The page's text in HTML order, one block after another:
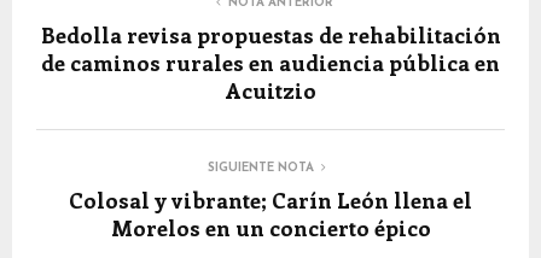
NOTA ANTERIOR
Bedolla revisa propuestas de rehabilitación
de caminos rurales en audiencia pública en
Acuitzio
SIGUIENTE NOTA
Colosal y vibrante; Carín León llena el
Morelos en un concierto épico